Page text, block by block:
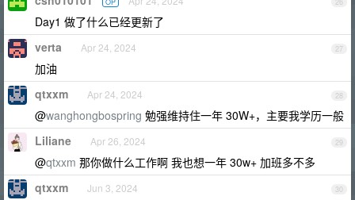
Day1 做了什么已经更新了
27
verta Apr 24, 2024
加油
28
qtxxm Apr 24, 2024
@wanghongbospring 勉强维持住一年 30W+，主要我学历一般
29
Liliane Apr 26, 2024
@qtxxm 那你做什么工作啊 我也想一年 30w+ 加班多不多
30
qtxxm Jun 3, 2024